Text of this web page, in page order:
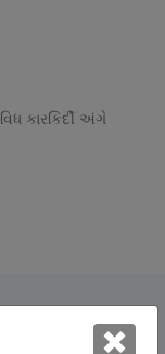
કારકિર્દી અંગે